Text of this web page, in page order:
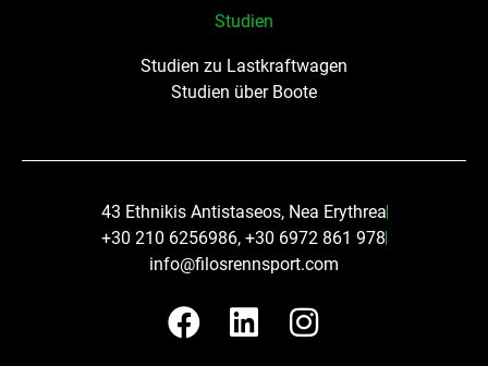
Studien
Studien zu Lastkraftwagen
Studien über Boote
43 Ethnikis Antistaseos, Nea Erythrea
+30 210 6256986, +30 6972 861 978
info@filosrennsport.com
F
a
L
i
I
n